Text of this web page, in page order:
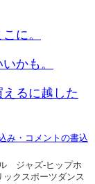
に。
かも。
るに越した
み・コメントの書込
ジャズ-ヒップホ
クスポーツダンス